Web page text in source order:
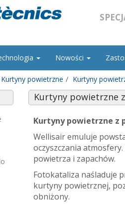
Nowości
Kurtyny powietrzne Kurtyny
Kurtyny powietrzne
Kurtyny powietrzne z
Wellisair emuluje
oczyszczania
powietrza i zapachów.
Fotokataliza naśladuje
kurtyny powietrznej,
obniżony.